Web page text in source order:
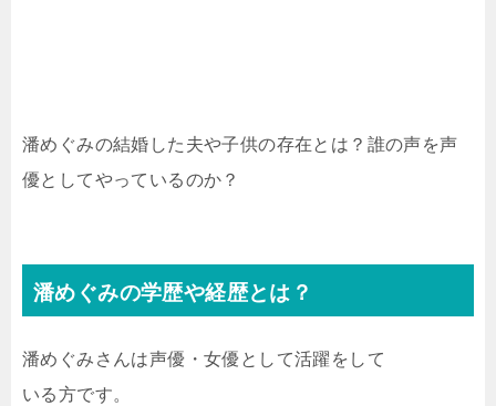
潘めぐみの結婚した夫や子供の存在とは？誰の声を声
優としてやっているのか？
潘めぐみの学歴や経歴とは？
潘めぐみさんは声優・女優として活躍をして
いる方です。